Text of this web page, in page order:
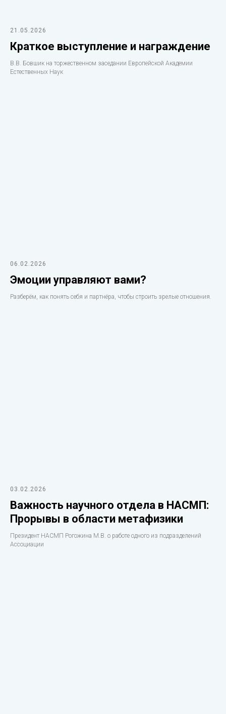
21.05.2026
Краткое выступление и награждение
В.В. Бовшик на торжественном заседании Европейской Академии
Естественных Наук
06.02.2026
Эмоции управляют вами?
Разберём, как понять себя и партнёра, чтобы строить зрелые отношения.
03.02.2026
Важность научного отдела в НАСМП:
Прорывы в области метафизики
Президент НАСМП Рогожина М.В. о работе одного из подразделений
Ассоциации